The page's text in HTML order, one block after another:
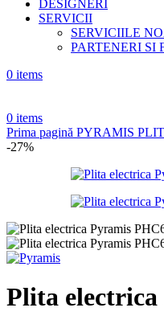
DESIGNERI
SERVICII
SERVICIILE
PARTENERI SI
0 items
0 items
Prima pagină PYRAMIS
-27%
Plita